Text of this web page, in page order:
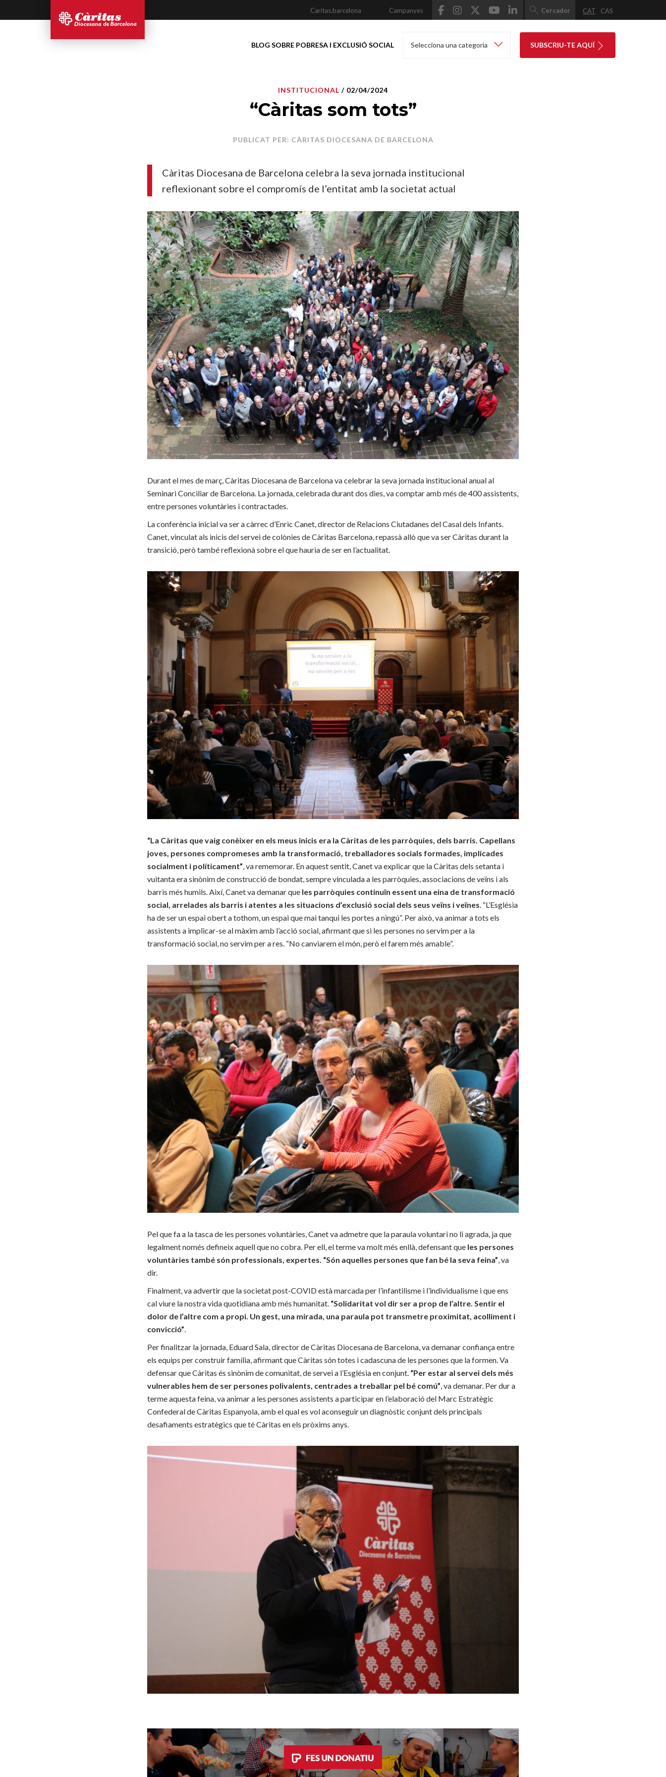
Caritas.barcelona Campanyes Cercador CAT CAS
BLOG SOBRE POBRESA I EXCLUSIÓ SOCIAL Selecciona una categoria SUBSCRIU-TE AQUÍ
INSTITUCIONAL / 02/04/2024
“Càritas som tots”
PUBLICAT PER: CÀRITAS DIOCESANA DE BARCELONA
Càritas Diocesana de Barcelona celebra la seva jornada institucional
reflexionant sobre el compromís de l’entitat amb la societat actual
Durant el mes de març, Càritas Diocesana de Barcelona va celebrar la seva jornada institucional anual al
Seminari Conciliar de Barcelona. La jornada, celebrada durant dos dies, va comptar amb més de 400 assistents,
entre persones voluntàries i contractades.
La conferència inicial va ser a càrrec d’Enric Canet, director de Relacions Ciutadanes del Casal dels Infants.
Canet, vinculat als inicis del servei de colònies de Càritas Barcelona, repassà allò que va ser Càritas durant la
transició, però també reflexionà sobre el que hauria de ser en l’actualitat.
“La Càritas que vaig conèixer en els meus inicis era la Càritas de les parròquies, dels barris. Capellans
joves, persones compromeses amb la transformació, treballadores socials formades, implicades
socialment i políticament”, va rememorar. En aquest sentit, Canet va explicar que la Càritas dels setanta i
vuitanta era sinònim de construcció de bondat, sempre vinculada a les parròquies, associacions de veïns i als
barris més humils. Així, Canet va demanar que les parròquies continuïn essent una eina de transformació
social, arrelades als barris i atentes a les situacions d’exclusió social dels seus veïns i veïnes. “L’Església
ha de ser un espai obert a tothom, un espai que mai tanqui les portes a ningú”. Per això, va animar a tots els
assistents a implicar-se al màxim amb l’acció social, afirmant que si les persones no servim per a la
transformació social, no servim per a res. “No canviarem el món, però el farem més amable”.
Pel que fa a la tasca de les persones voluntàries, Canet va admetre que la paraula voluntari no li agrada, ja que
legalment només defineix aquell que no cobra. Per ell, el terme va molt més enllà, defensant que les persones
voluntàries també són professionals, expertes. “Són aquelles persones que fan bé la seva feina”, va
dir.
Finalment, va advertir que la societat post-COVID està marcada per l’infantilisme i l’individualisme i que ens
cal viure la nostra vida quotidiana amb més humanitat. “Solidaritat vol dir ser a prop de l’altre. Sentir el
dolor de l’altre com a propi. Un gest, una mirada, una paraula pot transmetre proximitat, acolliment i
convicció”.
Per finalitzar la jornada, Eduard Sala, director de Càritas Diocesana de Barcelona, va demanar confiança entre
els equips per construir família, afirmant que Càritas són totes i cadascuna de les persones que la formen. Va
defensar que Càritas és sinònim de comunitat, de servei a l’Església en conjunt. “Per estar al servei dels més
vulnerables hem de ser persones polivalents, centrades a treballar pel bé comú”, va demanar. Per dur a
terme aquesta feina, va animar a les persones assistents a participar en l’elaboració del Marc Estratègic
Confederal de Càritas Espanyola, amb el qual es vol aconseguir un diagnòstic conjunt dels principals
desafiaments estratègics que té Càritas en els pròxims anys.